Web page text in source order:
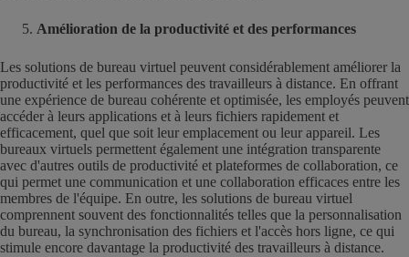
Amélioration de la productivité et des performances
Les solutions de bureau virtuel peuvent considérablement améliorer la
productivité et les performances des travailleurs à distance. En offrant
une expérience de bureau cohérente et optimisée, les employés peuvent
accéder à leurs applications et à leurs fichiers rapidement et
efficacement, quel que soit leur emplacement ou leur appareil. Les
bureaux virtuels permettent également une intégration transparente
avec d'autres outils de productivité et plateformes de collaboration, ce
qui permet une communication et une collaboration efficaces entre les
membres de l'équipe. En outre, les solutions de bureau virtuel
comprennent souvent des fonctionnalités telles que la personnalisation
du bureau, la synchronisation des fichiers et l'accès hors ligne, ce qui
stimule encore davantage la productivité des travailleurs à distance.